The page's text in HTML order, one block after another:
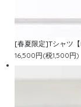
[春夏限定]Tシャツ
16,500円(税1,500円)